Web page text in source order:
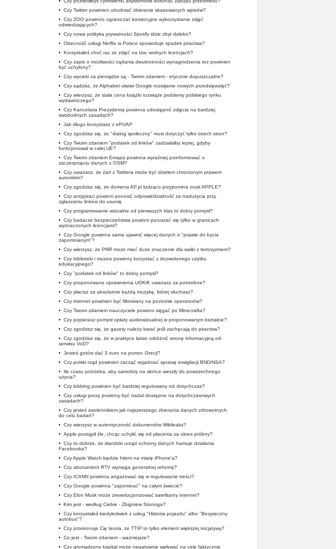
• Czy Twitter powinien utrudniać zbieranie skasowanych wpisów?
• Czy ZOO powinno ograniczać komercyjne wykorzystanie zdjęć
odwiedzających?
• Czy nowa polityka prywatności Spotify idzie zbyt daleko?
• Obecność usługi Netflix w Polsce spowoduje spadek piractwa?
• Korzystałeś choć raz ze zdjęć na tzw. wolnych licencjach?
• Czy zapis o możliwości żądania dwukrotności wynagrodzenia też powinien
być uchylony?
• Czy wycieki za pieniądze są - Twoim zdaniem - etycznie dopuszczalne?
• Czy sądzisz, że Alphabet ułatwi Google rozwijanie nowych przedsięwzięć?
• Czy wierzysz, że stała cena książki rozwiąże problemy polskiego rynku
wydawniczego?
• Czy Kancelaria Prezydenta powinna udostępnić zdjęcia na bardziej
swobodnych zasadach?
• Jak długo korzystasz z ePUAP
• Czy zgodzisz się, że "dialog społeczny" musi dotyczyć tylko trzech stron?
• Czy Twoim zdaniem "podatek od linków" zadziałałby lepiej, gdyby
funkcjonował w całej UE?
• Czy Twoim zdaniem Emapa powinna wyraźniej poinformować o
zaczerpnięciu danych z OSM?
• Czy uważasz, że żart z Twittera może być dziełem chronionym prawem
autorskim?
• Czy zgodzisz się, że domena AP.pl łudząco przypomina znak APPLE?
• Czy antypiraci powinni ponosić odpowiedzialność za nadużycia przy
zgłaszaniu linków do usunię
• Czy programowanie wizualne od pierwszych klas to dobry pomysł?
• Czy badacze bezpieczeństwa powinni poruszać się tylko w granicach
wyznaczonych licencjami?
• Czy Google powinna sama ujawnić więcej danych o "prawie do bycia
zapomnianym"?
• Czy wierzysz, że PNR może mieć duże znaczenie dla walki z terroryzmem?
• Czy biblioteki i muzea powinny korzystać z dozwolonego użytku
edukacyjnego?
• Czy "podatek od linków" to dobry pomysł?
• Czy proponowane uprawnienia UOKiK uważasz za potrzebne?
• Czy płacisz za absolutnie każdą muzykę, której słuchasz?
• Czy internet powinien być filtrowany na poziomie operatorów?
• Czy Twoim zdaniem nauczyciele powinni sięgać po Minecrafta?
• Czy popierasz pomysł opłaty audiowizualnej w proponowanym kształcie?
• Czy zgodzisz się, że gazety należy karać jeśli zachęcają do piractwa?
• Czy zgodzisz się, że w praktyce łatwo odróżnić stronę informacyjną od
serwisu VoD?
• Jesteś gotów dać 3 euro na pomoc Grecji?
• Czy polski rząd powinien zacząć wyjaśniać sprawę inwigilacji BND/NSA?
•
Ile czasu potrzeba, aby samoloty na słońce weszły do powszechnego
użycia?
• Czy lobbing powinien być bardziej regulowany niż dotychczas?
• Czy usługi proxy powinny być nadal dostępne na dotychczasowych
zasadach?
• Czy jesteś zwolennikiem jak najszerszego zbierania danych zdrowotnych
do celu badań?
• Czy wierzysz w autentyczność dokumentów Wikileaks?
• Apple postąpił źle, chcąc uchylić się od płacenia za okres próbny?
• Czy to dobrze, że irlandzki urząd ochrony danych hamuje działania
Facebooka?
• Czy Apple Watch będzie hitem na miarę iPhone'a?
• Czy abonament RTV wymaga generalnej reformy?
• Czy ICANN powinna angażować się w regulowanie treści?
• Czy Google powinna "zapominać" na całym świecie?
• Czy Elon Musk może zrewolucjonizować satelitarny internet?
• Kim jest - według Ciebie - Zbigniew Stonoga?
• Czy korzystałeś kiedykolwiek z usług "Historia pojazdu" albo "Bezpieczny
autobus"?
• Czy przekonuje Cię teoria, ze TTIP to tylko element większej inicjatywy?
• Co jest - Twoim zdaniem - ważniejsze?
• Czy gromadzony kapitał może negatywnie wpływać na cele faktycznie